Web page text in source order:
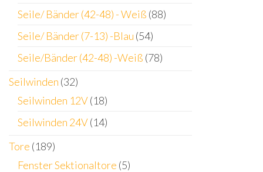
Seile/ Bänder (42-48) - Weiß (88)
Seile/ Bänder (7-13) -Blau (54)
Seile/Bänder (42-48) -Weiß (78)
Seilwinden (32)
Seilwinden 12V(18)
Seilwinden 24V(14)
Tore (189)
Fenster Sektionaltore (5)